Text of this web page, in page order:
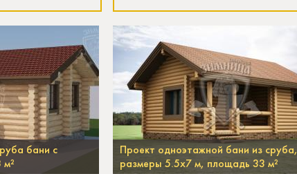
бани с
Проект одноэтажной бани из сруба,
размеры 5.5х7 м, площадь 33 м²